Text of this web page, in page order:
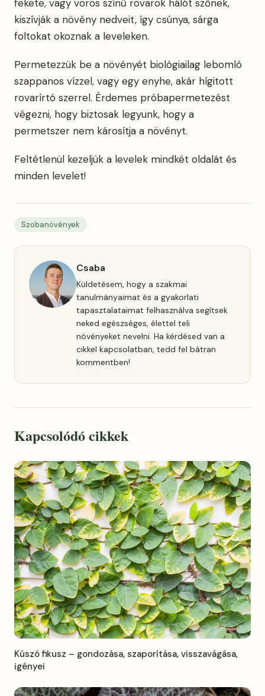
fekete, vagy vörös színű rovarok hálót szőnek,
kiszívják a növény nedveit, így csúnya, sárga
foltokat okoznak a leveleken.
Permetezzük be a növényét biológiailag lebomló
szappanos vízzel, vagy egy enyhe, akár hígitott
rovarírtó szerrel. Érdemes próbapermetezést
végezni, hogy biztosak legyunk, hogy a
permetszer nem károsítja a növényt.
Feltétlenül kezeljük a levelek mindkét oldalát és
minden levelet!
Szobanövények
Csaba
Küldetésem, hogy a szakmai
tanulmányaimat és a gyakorlati
tapasztalataimat felhasználva segítsek
neked egészséges, élettel teli
növényeket nevelni. Ha kérdésed van a
cikkel kapcsolatban, tedd fel bátran
kommentben!
Kapcsolódó cikkek
Kúszó fikusz – gondozása, szaporítása, visszavágása,
igényei